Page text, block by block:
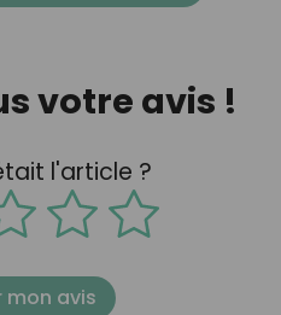
votre avis !
l'article ?
mon avis